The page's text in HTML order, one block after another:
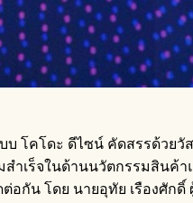
โคโดะ ดีไซน์ คัดสรรด้วยวั
สำเร็จในด้านนวัตกรรมสิน
ดต่อกัน โดย นายอุทัย เรืองศักดิ์